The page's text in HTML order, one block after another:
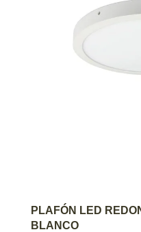
PLAFÓN LED
BLANCO